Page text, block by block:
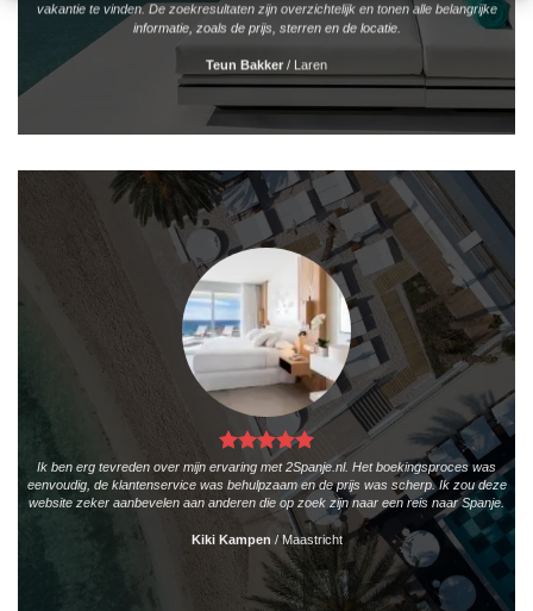
vakantie te vinden. De zoekresultaten zijn overzichtelijk en tonen alle belangrijke
informatie, zoals de prijs, sterren en de locatie.
Teun Bakker / Laren
Ik ben erg tevreden over mijn ervaring met 2Spanje.nl. Het boekingsproces was
eenvoudig, de klantenservice was behulpzaam en de prijs was scherp. Ik zou deze
website zeker aanbevelen aan anderen die op zoek zijn naar een reis naar Spanje.
Kiki Kampen /Maastricht